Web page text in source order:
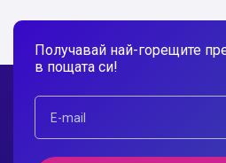
Получавай най-горещите
в пощата си!